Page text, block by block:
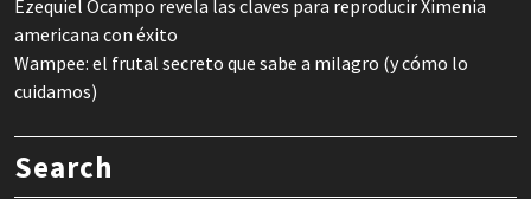
Ezequiel Ocampo revela las claves para reproducir Ximenia
americana con éxito
Wampee: el frutal secreto que sabe a milagro (y cómo lo
cuidamos)
Search